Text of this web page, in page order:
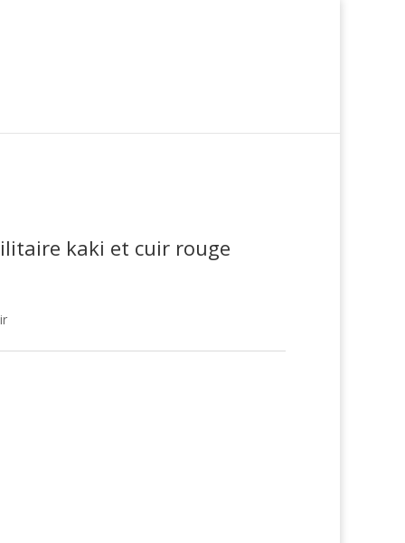
kaki et cuir rouge